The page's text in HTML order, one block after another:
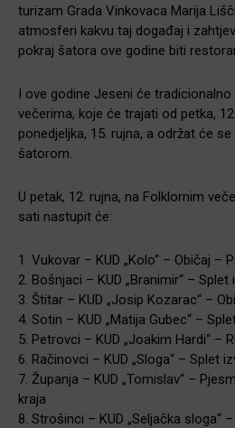
turizam Grada Vinkovaca Marija
atmosferi kakvu taj događaj i
pokraj šatora ove godine biti
I ove godine Jeseni će
večerima, koje će trajati od petka,
ponedjeljka, 15. rujna, a održat će
šatorom.
U petak, 12. rujna, na Folklornim
sati nastupit će:
1. Vukovar – KUD „Kolo“ – Običaj –
2. Bošnjaci – KUD „Branimir“ –
3. Štitar – KUD „Josip Kozarac“ –
4. Sotin – KUD „Matija Gubec“ –
5. Petrovci – KUD „Joakim Hardi“ –
6. Račinovci – KUD „Sloga“ – Splet
7. Županja – KUD „Tomislav“ –
kraja
8. Strošinci – KUD „Seljačka sloga“